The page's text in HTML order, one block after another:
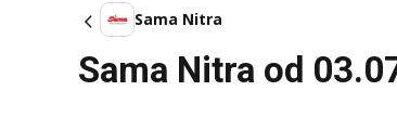
Sama Nitra
Sama Nitra od